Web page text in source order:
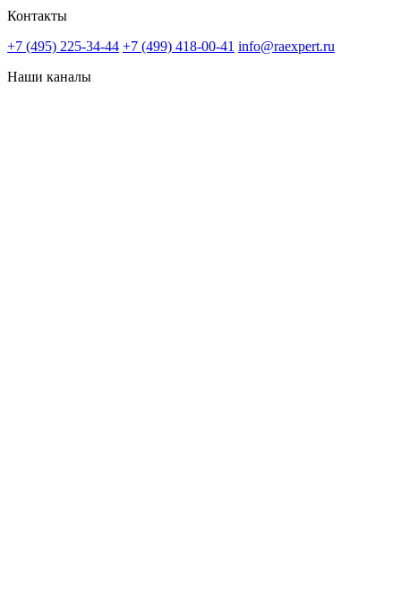
Контакты
+7 (495) 225-34-44 +7 (499) 418-00-41 info@raexpert.ru
Наши каналы